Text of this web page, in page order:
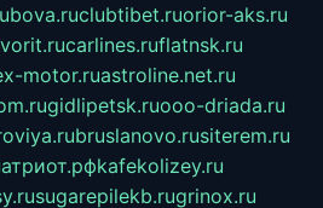
clubtibet.ruorior-aks.ru
carlines.ruflatnsk.ru
motor.ruastroline.net.ru
gidlipetsk.ruooo-driada.ru
bruslanovo.rusiterem.ru
kafekolizey.ru
sugarepilekb.rugrinox.ru